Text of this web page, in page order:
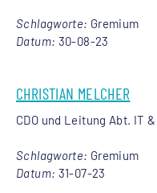
Schlagworte: Gremium
Datum: 30-08-23
CHRISTIAN MELCHER
CDO und Leitung Abt. IT
Schlagworte: Gremium
Datum: 31-07-23